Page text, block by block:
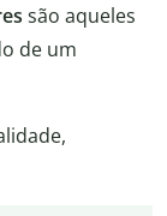
são aqueles
de um